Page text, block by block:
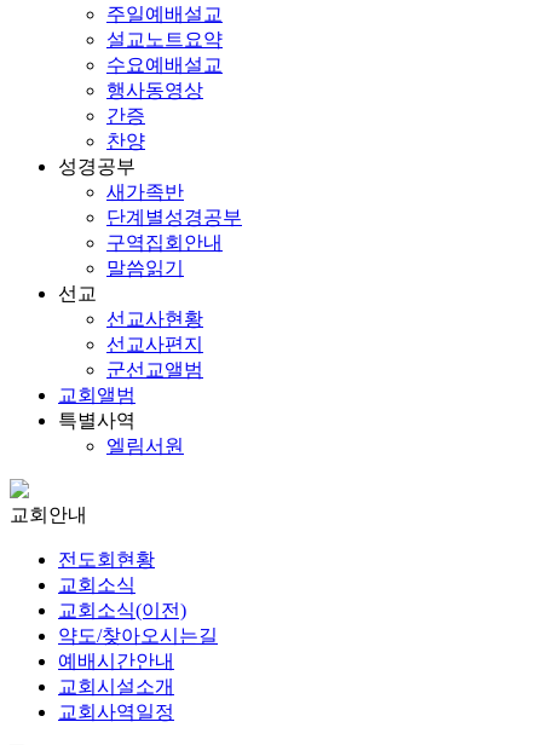
주일예배설교
설교노트요약
수요예배설교
행사동영상
간증
찬양
성경공부
새가족반
단계별성경공부
구역집회안내
말씀읽기
선교
선교사현황
선교사편지
군선교앨범
교회앨범
특별사역
엘림서원
교회안내
전도회현황
교회소식
교회소식(이전)
약도/찾아오시는길
예배시간안내
교회시설소개
교회사역일정